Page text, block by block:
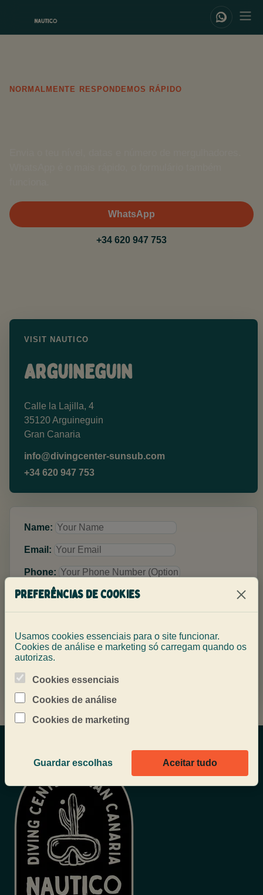
NORMALMENTE RESPONDEMOS RÁPIDO
WhatsApp
+34 620 947 753
VISIT NAUTICO
Arguineguin
Calle la Lajilla, 4
35120 Arguineguin
Gran Canaria
info@divingcenter-sunsub.com
+34 620 947 753
Name:
Email:
Phone:
Message:
Preferências de cookies
Usamos cookies essenciais para o site funcionar.
Cookies de análise e marketing só carregam quando os
autorizas.
Cookies essenciais
Cookies de análise
Cookies de marketing
Guardar escolhas Aceitar tudo